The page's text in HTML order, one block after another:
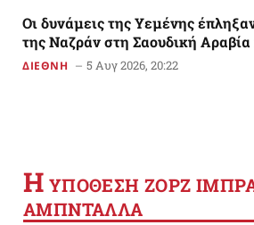
Οι δυνάμεις της Υεμένης
της Ναζράν στη Σαουδική
ΔΙΕΘΝΗ 5 Αυγ 2026, 20:22
Η YΠΟΘΕΣΗ ΖΟΡΖ
ΑΜΠΝΤΑΛΛΑ